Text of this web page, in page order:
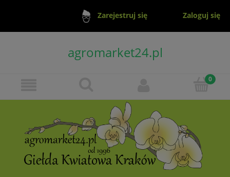
Zarejestruj się Zaloguj się
agromarket24.pl